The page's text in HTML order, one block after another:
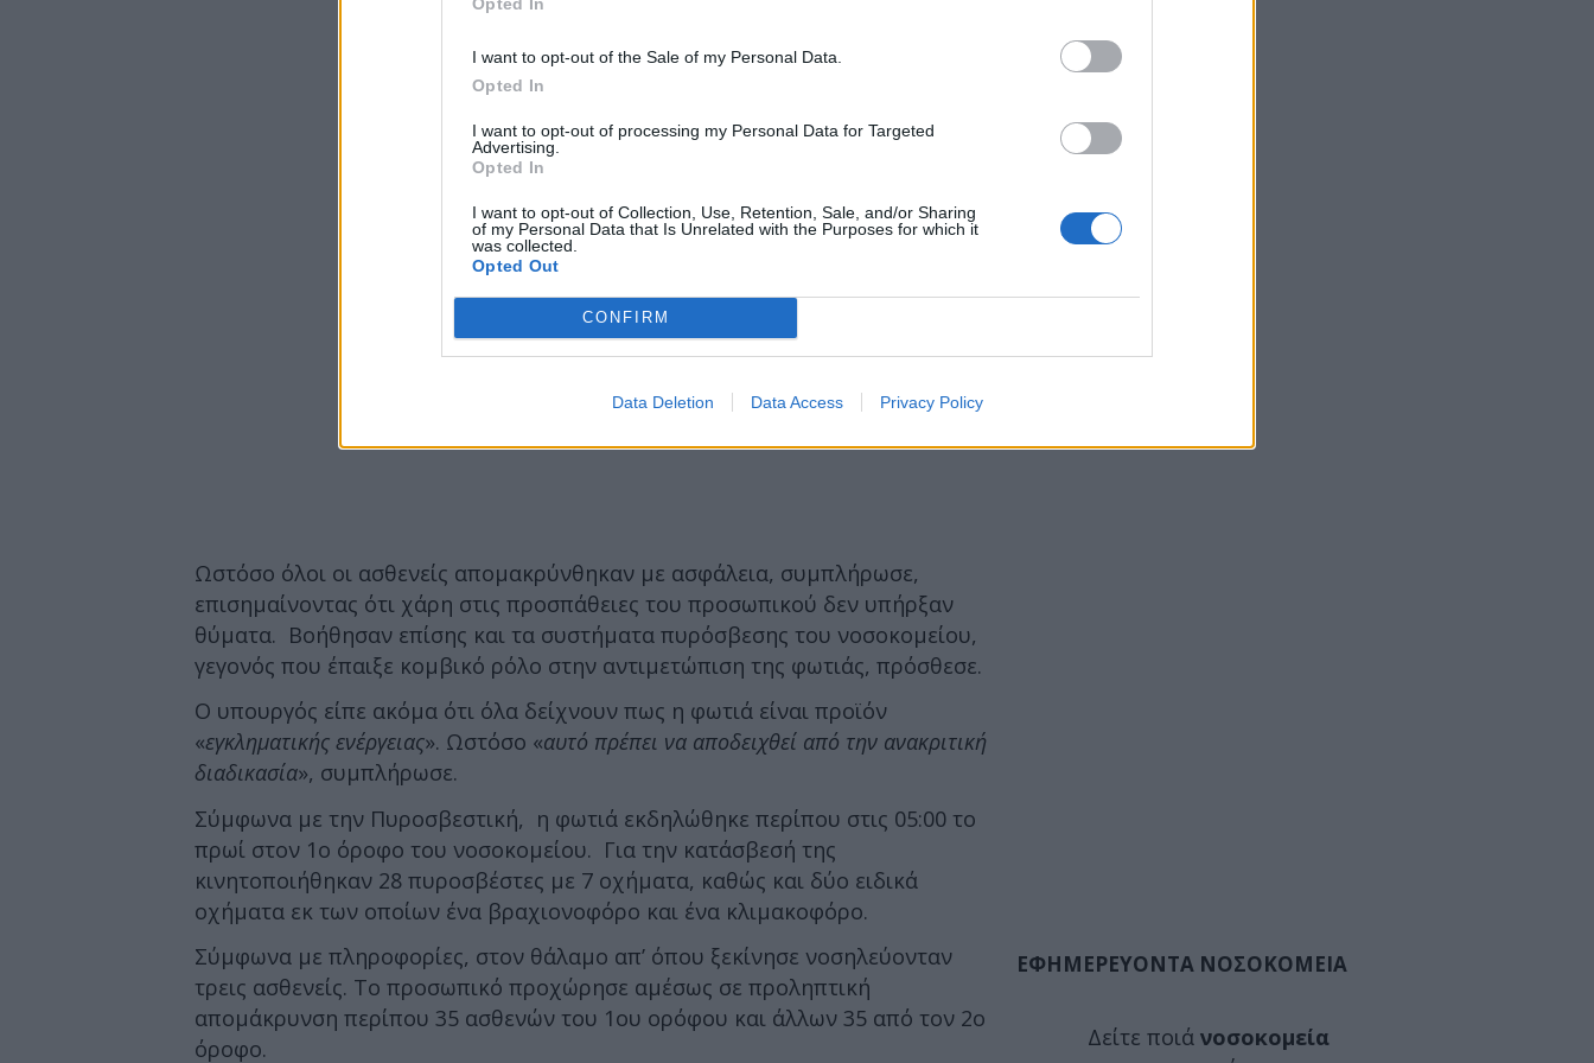
I want to opt-out of the Sale of my Personal Data.
Opted In
I want to opt-out of processing my Personal Data for Targeted
Advertising.
Opted In
I want to opt-out of Collection, Use, Retention, Sale, and/or Sharing
of my Personal Data that Is Unrelated with the Purposes for which it
was collected.
Opted Out
CONFIRM
Data Deletion Data Access Privacy Policy
Ωστόσο όλοι οι ασθενείς απομακρύνθηκαν με ασφάλεια, συμπλήρωσε,
επισημαίνοντας ότι χάρη στις προσπάθειες του προσωπικού δεν υπήρξαν
θύματα. Βοήθησαν επίσης και τα συστήματα πυρόσβεσης του νοσοκομείου,
γεγονός που έπαιξε κομβικό ρόλο στην αντιμετώπιση της φωτιάς, πρόσθεσε.
Ο υπουργός είπε ακόμα ότι όλα δείχνουν πως η φωτιά είναι προϊόν
«εγκληματικής ενέργειας». Ωστόσο «αυτό πρέπει να αποδειχθεί από την ανακριτική
διαδικασία», συμπλήρωσε.
Σύμφωνα με την Πυροσβεστική, η φωτιά εκδηλώθηκε περίπου στις 05:00 το
πρωί στον 1ο όροφο του νοσοκομείου. Για την κατάσβεσή της
κινητοποιήθηκαν 28 πυροσβέστες με 7 οχήματα, καθώς και δύο ειδικά
οχήματα εκ των οποίων ένα βραχιονοφόρο και ένα κλιμακοφόρο.
Σύμφωνα με πληροφορίες, στον θάλαμο απ’ όπου ξεκίνησε νοσηλεύονταν
τρεις ασθενείς. Το προσωπικό προχώρησε αμέσως σε προληπτική
απομάκρυνση περίπου 35 ασθενών του 1ου ορόφου και άλλων 35 από τον 2ο
όροφο.
ΕΦΗΜΕΡΕΥΟΝΤΑ ΝΟΣΟΚΟΜΕΙΑ
Δείτε ποιά νοσοκομεία